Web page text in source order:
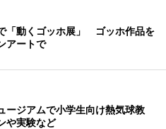
「動くゴッホ展」 ゴッホ作品を
アートで
ージアムで小学生向け熱気球教
や実験など